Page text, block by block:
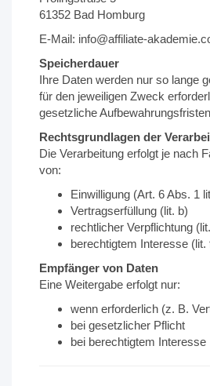
61352 Bad Homburg
E-Mail: info@affiliate-
Speicherdauer
Ihre Daten werden nur so lange
für den jeweiligen Zweck
gesetzliche
Rechtsgrundlagen der
Die Verarbeitung erfolgt je nach
von:
Einwilligung (Art. 6 Abs. 1
Vertragserfüllung (lit. b)
rechtlicher Verpflichtung
berechtigtem Interesse (lit.
Empfänger von Daten
Eine Weitergabe erfolgt nur:
wenn erforderlich (z. B.
bei gesetzlicher Pflicht
bei berechtigtem Interesse